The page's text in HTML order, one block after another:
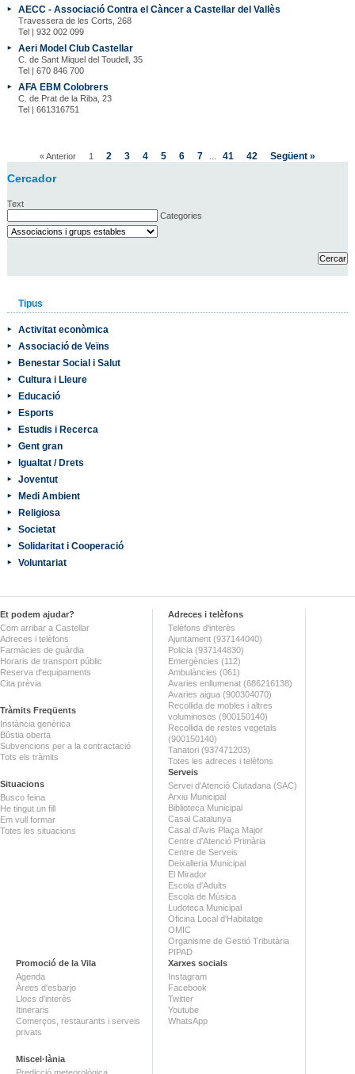
AECC - Associació Contra el Càncer a Castellar del Vallès
Travessera de les Corts, 268
Tel | 932 002 099
Aeri Model Club Castellar
C. de Sant Miquel del Toudell, 35
Tel | 670 846 700
AFA EBM Colobrers
C. de Prat de la Riba, 23
Tel | 661316751
« Anterior 1 2 3 4 5 6 7 41 42 Següent »
Cercador
Text
Categories
Tipus
Activitat econòmica
Associació de Veïns
Benestar Social i Salut
Cultura i Lleure
Educació
Esports
Estudis i Recerca
Gent gran
Igualtat / Drets
Joventut
Medi Ambient
Religiosa
Societat
Solidaritat i Cooperació
Voluntariat
Et podem ajudar?
Com arribar a Castellar
Adreces i telèfons
Farmàcies de guàrdia
Horaris de transport públic
Reserva d'equipaments
Cita prèvia
Tràmits Freqüents
Instància genèrica
Bústia oberta
Subvencions per a la contractació
Tots els tràmits
Situacions
Busco feina
He tingut un fill
Em vull formar
Totes les situacions
Adreces i telèfons
Telèfons d'interès
Ajuntament (937144040)
Policia (937144830)
Emergències (112)
Ambulàncies (061)
Avaries enllumenat (686216138)
Avaries aigua (900304070)
Recollida de mobles i altres
voluminosos (900150140)
Recollida de restes vegetals
(900150140)
Tanatori (937471203)
Totes les adreces i telèfons
Serveis
Servei d'Atenció Ciutadana (SAC)
Arxiu Municipal
Biblioteca Municipal
Casal Catalunya
Casal d'Avis Plaça Major
Centre d'Atenció Primària
Centre de Serveis
Deixalleria Municipal
El Mirador
Escola d'Adults
Escola de Música
Ludoteca Municipal
Oficina Local d'Habitatge
OMIC
Organisme de Gestió Tributària
PIPAD
Promoció de la Vila
Agenda
Àrees d'esbarjo
Llocs d'interès
Itineraris
Comerços, restaurants i serveis
privats
Miscel·lània
Xarxes socials
Instagram
Facebook
Twitter
Youtube
WhatsApp